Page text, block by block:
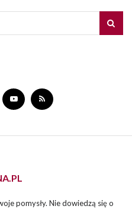
pomysły. Nie dowiedzą się o